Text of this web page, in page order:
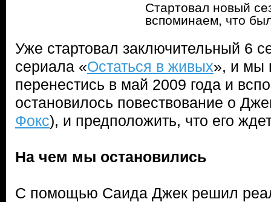
Стартовал новый
вспоминаем, что
Уже стартовал заключительный 6
сериала «Остаться в живых», и мы
перенестись в май 2009 года и
остановилось повествование о
Фокс), и предположить, что его
На чем мы остановились
С помощью Саида Джек решил